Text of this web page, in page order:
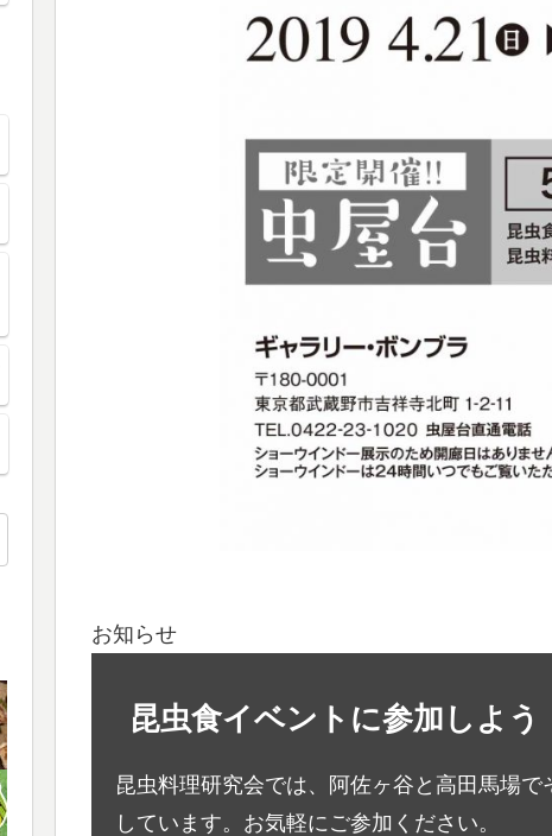
お知らせ
昆虫食イベントに参加しよう
昆虫料理研究会では、阿佐ヶ谷と高田馬場
しています。お気軽にご参加ください。